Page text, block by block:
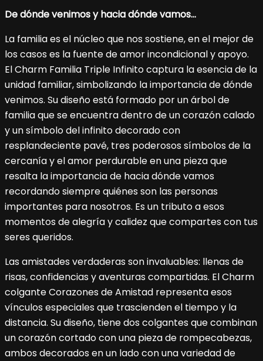
De dónde venimos y hacia dónde vamos…
La familia es el núcleo que nos sostiene, en el mejor de
los casos es la fuente de amor incondicional y apoyo.
El Charm Familia Triple Infinito captura la esencia de la
unidad familiar, simbolizando la importancia de dónde
venimos. Su diseño está formado por un árbol de
familia que se encuentra dentro de un corazón calado
y un símbolo del infinito decorado con
resplandeciente pavé, tres poderosos símbolos de la
cercanía y el amor perdurable en una pieza que
resalta la importancia de hacia dónde vamos
recordando siempre quiénes son las personas
importantes para nosotros. Es un tributo a esos
momentos de alegría y calidez que compartes con tus
seres queridos.
Las amistades verdaderas son invaluables: llenas de
risas, confidencias y aventuras compartidas. El Charm
colgante Corazones de Amistad representa esos
vínculos especiales que trascienden el tiempo y la
distancia. Su diseño, tiene dos colgantes que combinan
un corazón cortado con una pieza de rompecabezas,
ambos decorados en un lado con una variedad de